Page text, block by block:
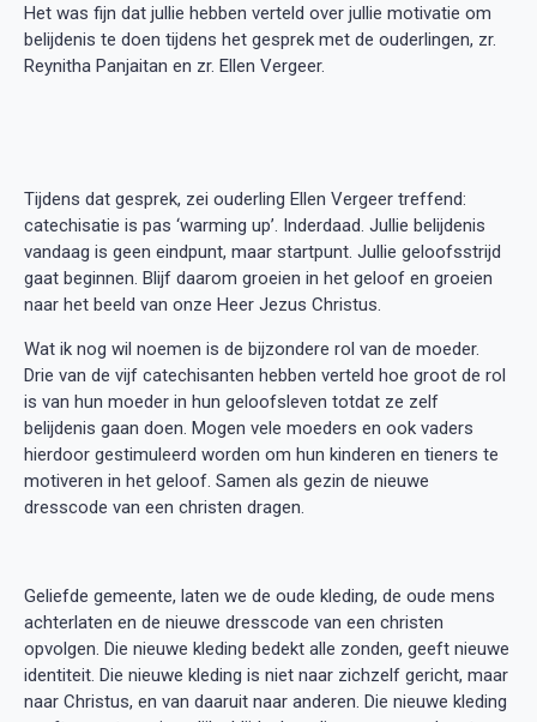
Het was fijn dat jullie hebben verteld over jullie motivatie om
belijdenis te doen tijdens het gesprek met de ouderlingen, zr.
Reynitha Panjaitan en zr. Ellen Vergeer.
Tijdens dat gesprek, zei ouderling Ellen Vergeer treffend:
catechisatie is pas ‘warming up’. Inderdaad. Jullie belijdenis
vandaag is geen eindpunt, maar startpunt. Jullie geloofsstrijd
gaat beginnen. Blijf daarom groeien in het geloof en groeien
naar het beeld van onze Heer Jezus Christus.
Wat ik nog wil noemen is de bijzondere rol van de moeder.
Drie van de vijf catechisanten hebben verteld hoe groot de rol
is van hun moeder in hun geloofsleven totdat ze zelf
belijdenis gaan doen. Mogen vele moeders en ook vaders
hierdoor gestimuleerd worden om hun kinderen en tieners te
motiveren in het geloof. Samen als gezin de nieuwe
dresscode van een christen dragen.
Geliefde gemeente, laten we de oude kleding, de oude mens
achterlaten en de nieuwe dresscode van een christen
opvolgen. Die nieuwe kleding bedekt alle zonden, geeft nieuwe
identiteit. Die nieuwe kleding is niet naar zichzelf gericht, maar
naar Christus, en van daaruit naar anderen. Die nieuwe kleding